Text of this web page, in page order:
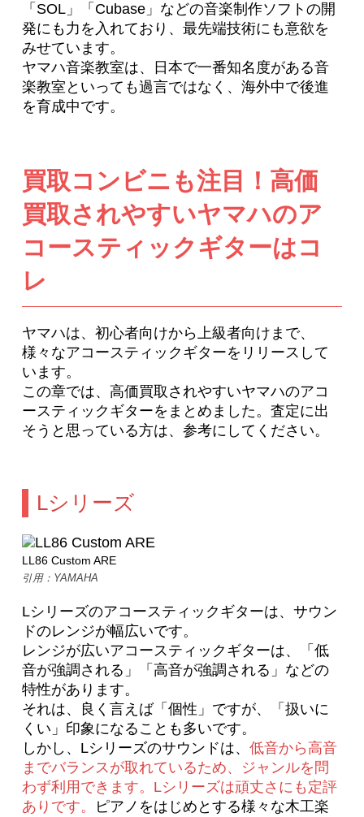
「SOL」「Cubase」などの音楽制作ソフトの開
発にも力を入れており、最先端技術にも意欲を
みせています。
ヤマハ音楽教室は、日本で一番知名度がある音
楽教室といっても過言ではなく、海外中で後進
を育成中です。
買取コンビニも注目！高価
買取されやすいヤマハのア
コースティックギターはコ
レ
ヤマハは、初心者向けから上級者向けまで、
様々なアコースティックギターをリリースして
います。
この章では、高価買取されやすいヤマハのアコ
ースティックギターをまとめました。査定に出
そうと思っている方は、参考にしてください。
Lシリーズ
LL86 Custom ARE
引用：YAMAHA
Lシリーズのアコースティックギターは、サウン
ドのレンジが幅広いです。
レンジが広いアコースティックギターは、「低
音が強調される」「高音が強調される」などの
特性があります。
それは、良く言えば「個性」ですが、「扱いに
くい」印象になることも多いです。
しかし、Lシリーズのサウンドは、 低音から高音
までバランスが取れているため、ジャンルを問
わず利用できます。Lシリーズは頑丈さにも定評
ありです。
ピアノをはじめとする様々な木工楽